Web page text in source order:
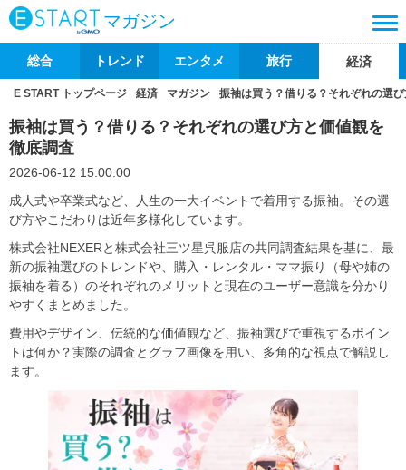
マガジン
総合 トレンド エンタメ 旅行 経済
E START トップページ 経済 マガジン 振袖は買う？借りる？それぞれの選
振袖は買う？借りる？それぞれの選び方と価値観を
徹底調査
2026-06-12 15:00:00
成人式や卒業式など、人生の一大イベントで着用する振袖。その選
び方やこだわりは近年多様化しています。
株式会社NEXERと株式会社三ツ星呉服店の共同調査結果を基に、最
新の振袖選びのトレンドや、購入・レンタル・ママ振り（母や姉の
振袖を着る）のそれぞれのメリットと現在のユーザー意識を分かり
やすくまとめました。
費用やデザイン、伝統的な価値観など、振袖選びで重視するポイン
トは何か？実際の調査とグラフ画像を用い、多角的な視点で解説し
ます。